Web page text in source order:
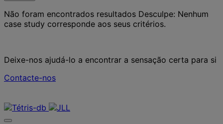
Não foram encontrados resultados Desculpe: Nenhum
case study corresponde aos seus critérios.
Deixe-nos ajudá-lo a encontrar a sensação certa para si
Contacte-nos